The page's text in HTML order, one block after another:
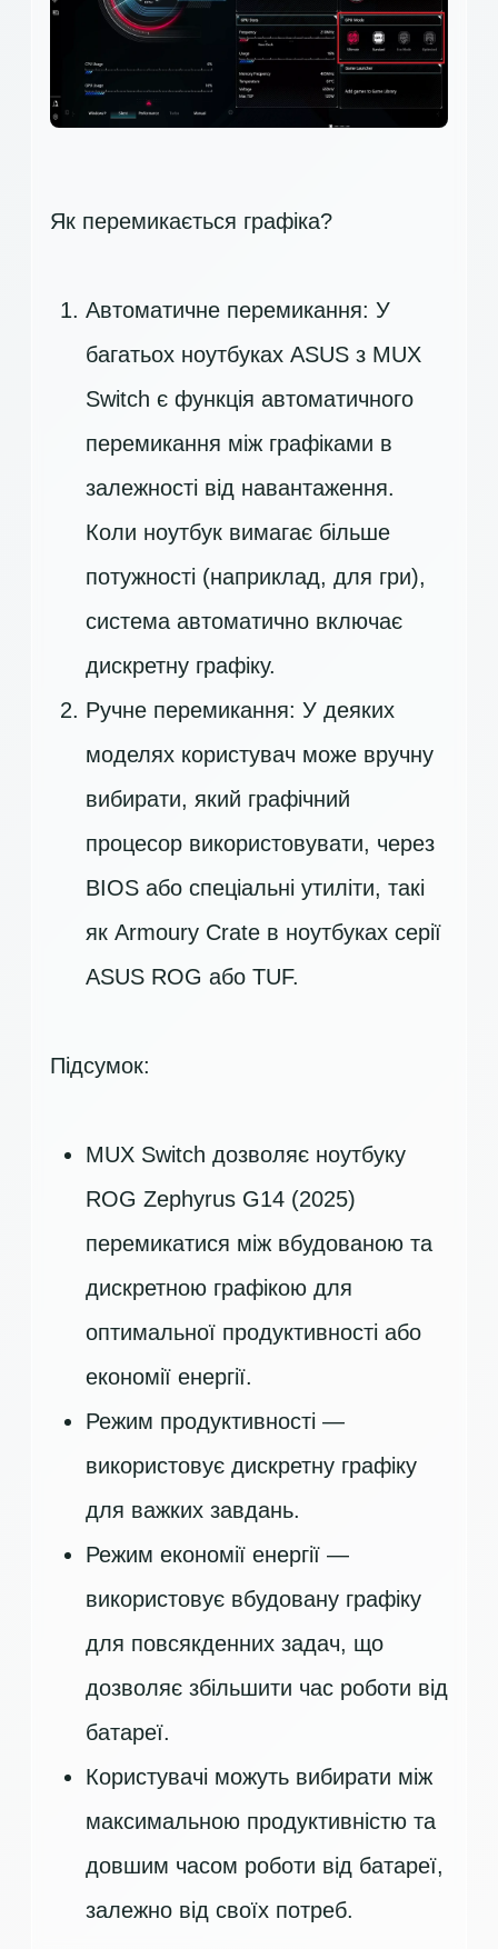
Як перемикається графіка?
Автоматичне перемикання: У
багатьох ноутбуках ASUS з MUX
Switch є функція автоматичного
перемикання між графіками в
залежності від навантаження.
Коли ноутбук вимагає більше
потужності (наприклад, для гри),
система автоматично включає
дискретну графіку.
Ручне перемикання: У деяких
моделях користувач може вручну
вибирати, який графічний
процесор використовувати, через
BIOS або спеціальні утиліти, такі
як Armoury Crate в ноутбуках серії
ASUS ROG або TUF.
Підсумок:
MUX Switch дозволяє ноутбуку
ROG Zephyrus G14 (2025)
перемикатися між вбудованою та
дискретною графікою для
оптимальної продуктивності або
економії енергії.
Режим продуктивності —
використовує дискретну графіку
для важких завдань.
Режим економії енергії —
використовує вбудовану графіку
для повсякденних задач, що
дозволяє збільшити час роботи від
батареї.
Користувачі можуть вибирати між
максимальною продуктивністю та
довшим часом роботи від батареї,
залежно від своїх потреб.